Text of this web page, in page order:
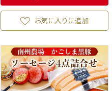
お気に入りに追加